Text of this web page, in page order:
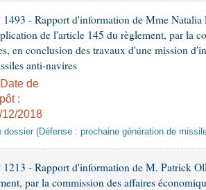
1493 - Rapport d'information de Mme
de l'article 145 du règlement, par la
en conclusion des travaux d'une mission
anti-navires
Date de
:
12/2018
dossier (Défense : prochaine génération de
1213 - Rapport d'information de M. Patrick
par la commission des affaires